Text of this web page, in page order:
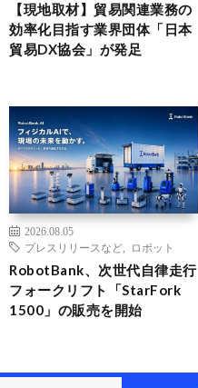
【現地取材】貿易関連業務の
効率化目指す業界団体「日本
貿易DX協会」が発足
2026.08.05
プレスリリースなど
ロボット
RobotBank、次世代自律走行
フォークリフト「StarFork
1500」の販売を開始